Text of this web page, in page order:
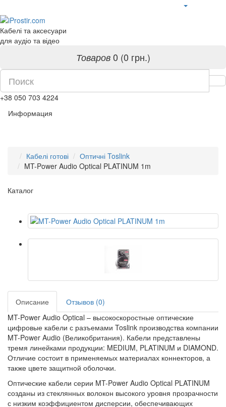
Кабелі та аксесуари
для аудіо та відео
Товаров0 (0 грн.)
+38 050 703 4224
Информация
Кабелі готові
Оптичні Toslink
MT-Power Audio Optical PLATINUM 1m
Каталог
Описание
Отзывов (0)
MT-Power Audio Optical – высокоскоростные оптические
цифровые кабели с разъемами Toslink производства компании
MT-Power Audio (Великобритания). Кабели представлены
тремя линейками продукции: MEDIUM, PLATINUM и DIAMOND.
Отличие состоит в применяемых материалах коннекторов, а
также цвете защитной оболочки.
Оптические кабели серии MT-Power Audio Optical PLATINUM
созданы из стеклянных волокон высокого уровня прозрачности
с низким коэффициентом дисперсии, обеспечивающих